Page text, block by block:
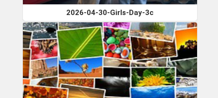
2026-04-30-Girls-Day-3c